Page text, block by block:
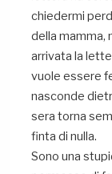
chiedermi
della mamma,
arrivata la
vuole essere
nasconde
sera torna
finta di nulla.
Sono una